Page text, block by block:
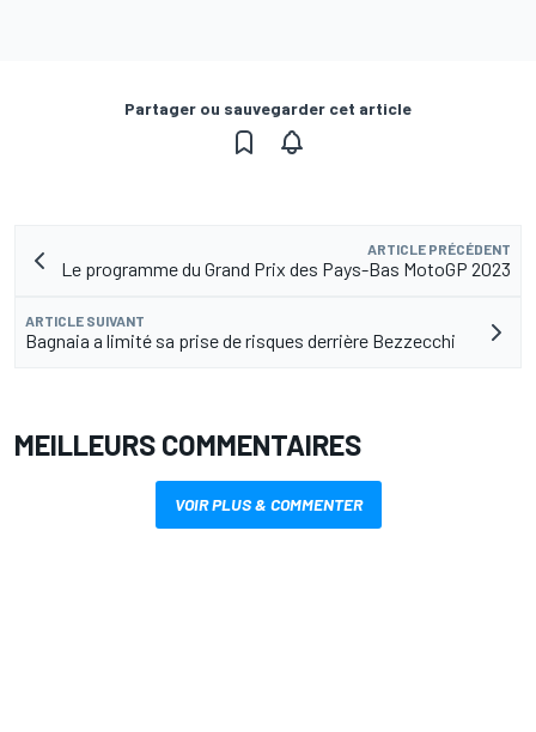
Partager ou sauvegarder cet article
ARTICLE PRÉCÉDENT
Le programme du Grand Prix des Pays-Bas MotoGP 2023
ARTICLE SUIVANT
Bagnaia a limité sa prise de risques derrière Bezzecchi
MEILLEURS COMMENTAIRES
VOIR PLUS & COMMENTER